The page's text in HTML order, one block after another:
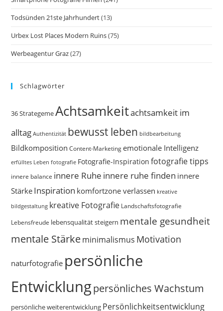
Todsünden 21ste Jahrhundert(13)
Urbex Lost Places Modern Ruins(75)
Werbeagentur Graz(27)
Schlagwörter
36 StrategemeAchtsamkeitachtsamkeit im
alltag Authentizität bewusst leben bildbearbeitung
Bildkomposition Content-Marketing emotionale Intelligenz
erfülltes Leben fotografie Fotografie-Inspiration fotografie tipps
innere balance innere Ruhe innere ruhe finden innere
Stärke Inspiration komfortzone verlassen kreative
bildgestaltung kreative Fotografie Landschaftsfotografie
Lebensfreude lebensqualität steigern mentale gesundheit
mentale Stärkeminimalismus Motivation
naturfotografie persönliche
Entwicklungpersönliches Wachstum
persönliche weiterentwicklung Persönlichkeitsentwicklung